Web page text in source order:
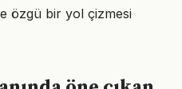
özgü bir yol çizmesi